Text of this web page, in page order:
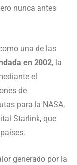
nunca antes
una de las
en 2002, la
el
de
para la NASA,
Starlink, que
generado por la